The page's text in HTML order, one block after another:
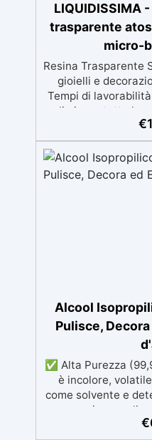
LIQUIDISSIMA
trasparente
micro-
Resina Trasparente
gioielli e
Tempi di
eliminare tutte le
resistente
2mm fino a 2 cm,
per risultati
coloranti in pasta
personalizzazioni
€
Alcool
Pulisce,
✅ Alta Purezza
è incolore,
come solvente e
con resine e
Rimuove
€